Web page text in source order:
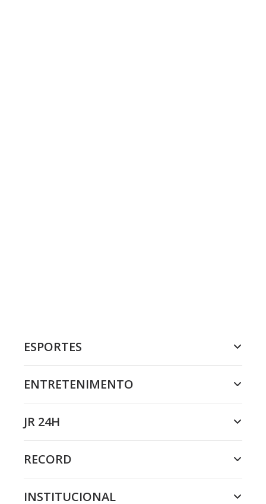
ESPORTES
ENTRETENIMENTO
JR 24H
RECORD
INSTITUCIONAL